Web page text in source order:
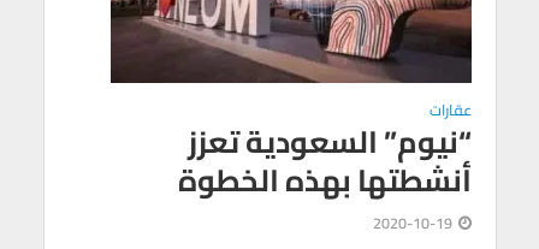
عقارات
“نيوم” السعودية تعزز
أنشطتها بهذه الخطوة
2020-10-19